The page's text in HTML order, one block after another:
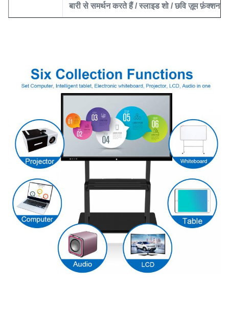
बारी से समर्थन करते हैं/ स्लाइड शो / छवि ज़ूम फ़ंक्शन